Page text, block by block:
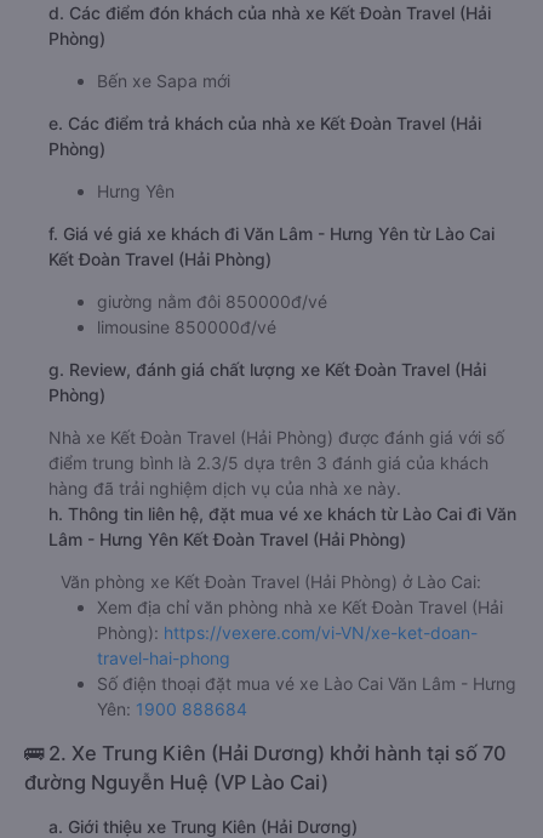
d. Các điểm đón khách của nhà xe Kết Đoàn Travel (Hải
Phòng)
Bến xe Sapa mới
e. Các điểm trả khách của nhà xe Kết Đoàn Travel (Hải
Phòng)
Hưng Yên
f. Giá vé giá xe khách đi Văn Lâm - Hưng Yên từ Lào Cai
Kết Đoàn Travel (Hải Phòng)
giường nằm đôi 850000đ/vé
limousine 850000đ/vé
g. Review, đánh giá chất lượng xe Kết Đoàn Travel (Hải
Phòng)
Nhà xe Kết Đoàn Travel (Hải Phòng) được đánh giá với số
điểm trung bình là 2.3/5 dựa trên 3 đánh giá của khách
hàng đã trải nghiệm dịch vụ của nhà xe này.
h. Thông tin liên hệ, đặt mua vé xe khách từ Lào Cai đi Văn
Lâm - Hưng Yên Kết Đoàn Travel (Hải Phòng)
Văn phòng xe Kết Đoàn Travel (Hải Phòng) ở Lào Cai:
Xem địa chỉ văn phòng nhà xe Kết Đoàn Travel (Hải
Phòng): https://vexere.com/vi-VN/xe-ket-doan-
travel-hai-phong
Số điện thoại đặt mua vé xe Lào Cai Văn Lâm - Hưng
Yên: 1900 888684
🚌 2. Xe Trung Kiên (Hải Dương) khởi hành tại số 70
đường Nguyễn Huệ (VP Lào Cai)
a. Giới thiệu xe Trung Kiên (Hải Dương)